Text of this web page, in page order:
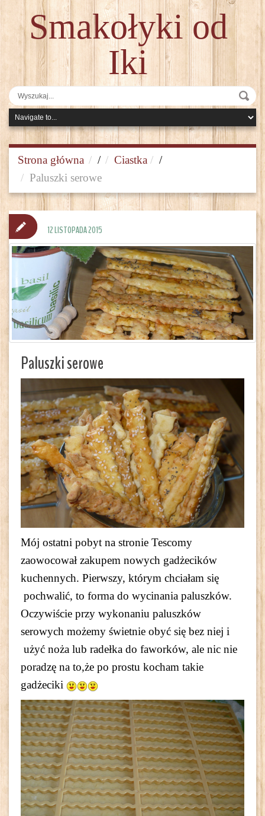
Smakołyki od
Iki
Strona główna / Ciastka
/
Paluszki serowe
Paluszki serowe
Mój ostatni pobyt na stronie Tescomy
zaowocował zakupem nowych gadżecików
kuchennych. Pierwszy, którym chciałam się
pochwalić, to forma do wycinania paluszków.
Oczywiście przy wykonaniu paluszków
serowych możemy świetnie obyć się bez niej i
użyć noża lub radełka do faworków, ale nic nie
poradzę na to,że po prostu kocham takie
gadżeciki
12 LISTOPADA 2015